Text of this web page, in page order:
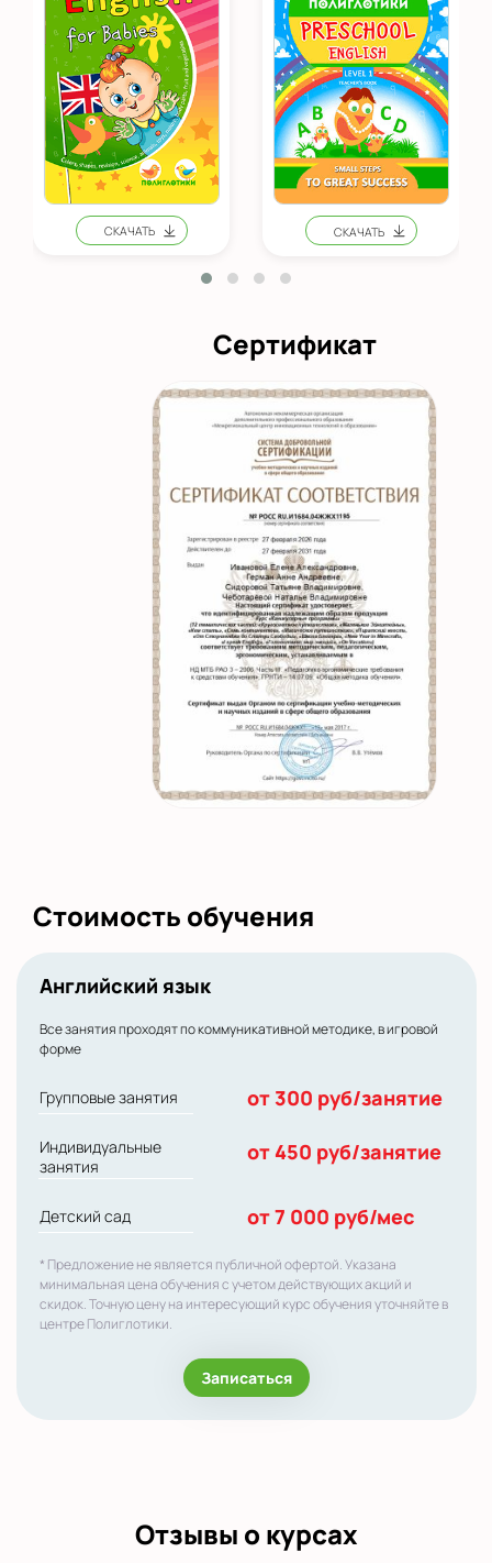
Сертификат
Стоимость обучения
Английский язык
Все занятия проходят по коммуникативной методике, в игровой
форме
Групповые занятия от 300 руб/занятие
Индивидуальные
занятия
от 450 руб/занятие
Детский сад от 7 000 руб/мес
* Предложение не является публичной офертой. Указана
минимальная цена обучения с учетом действующих акций и
скидок. Точную цену на интересующий курс обучения уточняйте в
центре Полиглотики.
Записаться
Отзывы о курсах